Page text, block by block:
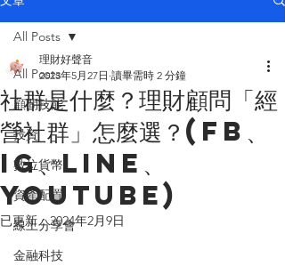
All Posts
顧問技能
投資
數位貨幣
資產配置
線上分享會
金融科技
All Posts
社群是什麼？理財顧問「經
營社群」怎麼選？(FB、
IG、LINE、
Youtube)
理財好聲音
2023年5月27日 讀畢需時 2 分鐘
已更新：2024年2月9日